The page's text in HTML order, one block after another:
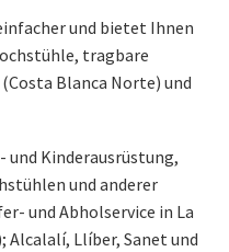
und bietet Ihnen
tragbare
Blanca Norte) und
und Kinderausrüstung,
und anderer
und Abholservice in La
Alcalalí, Llíber, Sanet und